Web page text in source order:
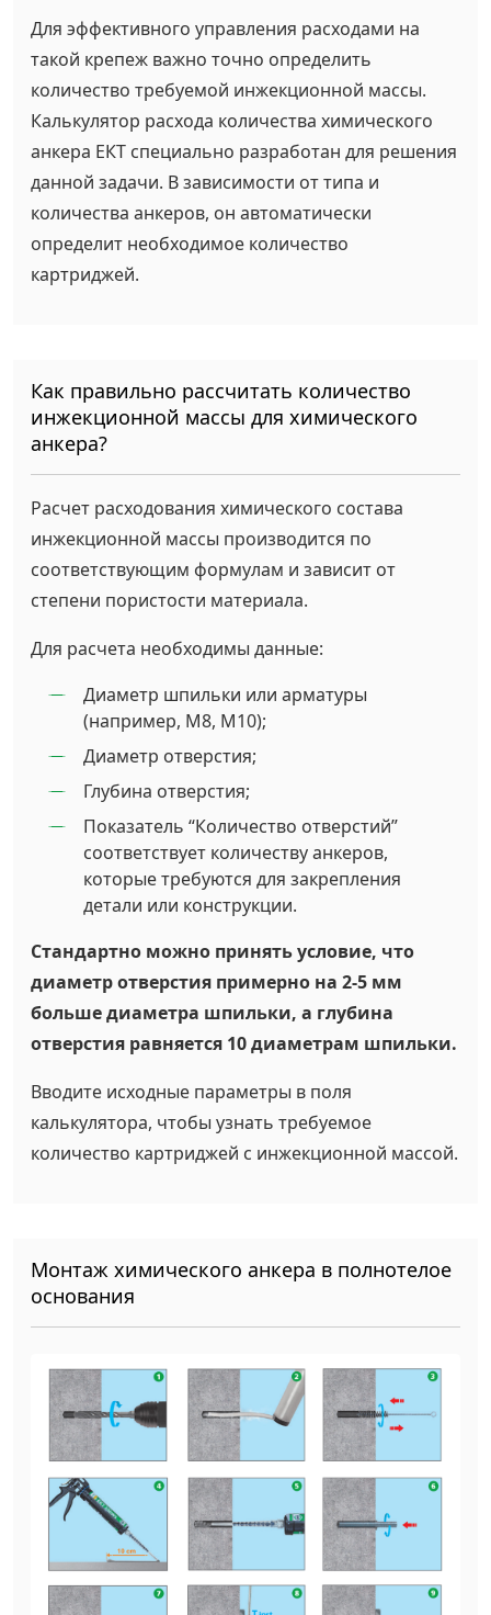
Для эффективного управления расходами на
такой крепеж важно точно определить
количество требуемой инжекционной массы.
Калькулятор расхода количества химического
анкера ЕКТ специально разработан для решения
данной задачи. В зависимости от типа и
количества анкеров, он автоматически
определит необходимое количество
картриджей.
Как правильно рассчитать количество
инжекционной массы для химического
анкера?
Расчет расходования химического состава
инжекционной массы производится по
соответствующим формулам и зависит от
степени пористости материала.
Для расчета необходимы данные:
Диаметр шпильки или арматуры
(например, М8, М10);
Диаметр отверстия;
Глубина отверстия;
Показатель “Количество отверстий”
соответствует количеству анкеров,
которые требуются для закрепления
детали или конструкции.
Стандартно можно принять условие, что
диаметр отверстия примерно на 2-5 мм
больше диаметра шпильки, а глубина
отверстия равняется 10 диаметрам шпильки.
Вводите исходные параметры в поля
калькулятора, чтобы узнать требуемое
количество картриджей с инжекционной массой.
Монтаж химического анкера в полнотелое
основания